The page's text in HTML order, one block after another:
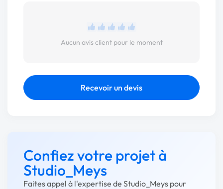
Aucun avis client pour le moment
Recevoir un devis
Confiez votre projet à
Studio_Meys
Faites appel à l'expertise de Studio_Meys pour